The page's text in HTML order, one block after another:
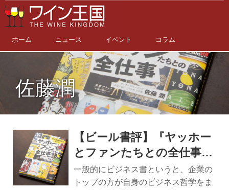
ホーム ニュース イベント コラム
佐藤潤
【ビール書評】『ヤッホー
とファンたちとの全仕事』
の射程はビールにとどまら
ない。現代ビジネスパーソ
一般的にビジネス書というと、企業の
トップの方が自身のビジネス哲学をま